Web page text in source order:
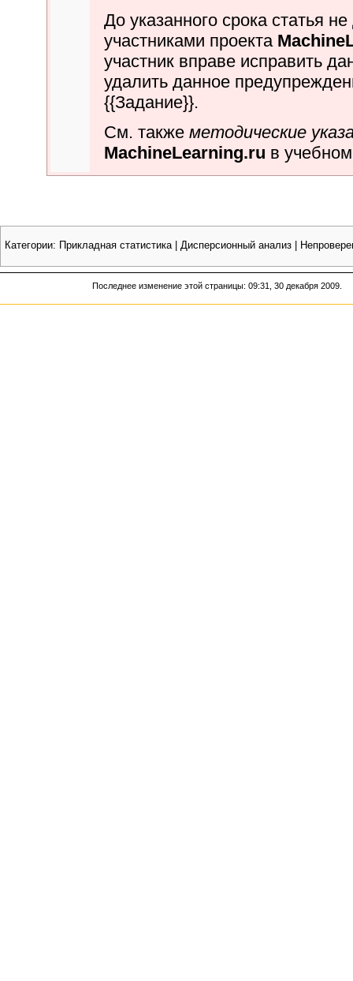
До указанного срока статья
участниками проекта
участник вправе исправить
удалить данное
{{Задание}}.
См. такжеметодические
MachineLearning.ru в
Категории: Прикладная статистика| Дисперсионный анализ
Последнее изменение этой страницы: 09:31, 30 декабря 2009.